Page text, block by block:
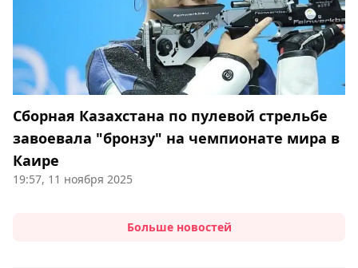
Сборная Казахстана по пулевой стрельбе
завоевала "бронзу" на чемпионате мира в
Каире
19:57, 11 ноября 2025
Больше новостей